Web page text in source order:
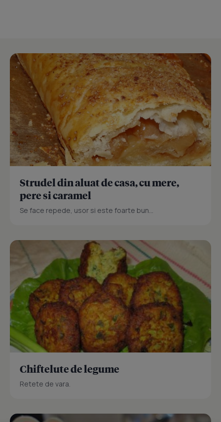
Strudel din aluat de casa, cu mere,
pere si caramel
Se face repede, usor si este foarte bun...
Chiftelute de legume
Retete de vara.